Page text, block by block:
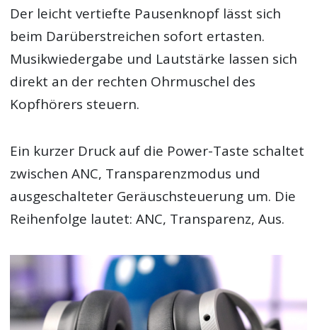
Der leicht vertiefte Pausenknopf lässt sich
beim Darüberstreichen sofort ertasten.
Musikwiedergabe und Lautstärke lassen sich
direkt an der rechten Ohrmuschel des
Kopfhörers steuern.
Ein kurzer Druck auf die Power-Taste schaltet
zwischen ANC, Transparenzmodus und
ausgeschalteter Geräuschsteuerung um. Die
Reihenfolge lautet: ANC, Transparenz, Aus.